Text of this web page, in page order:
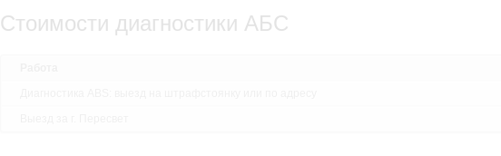
Стоимости диагностики АБС